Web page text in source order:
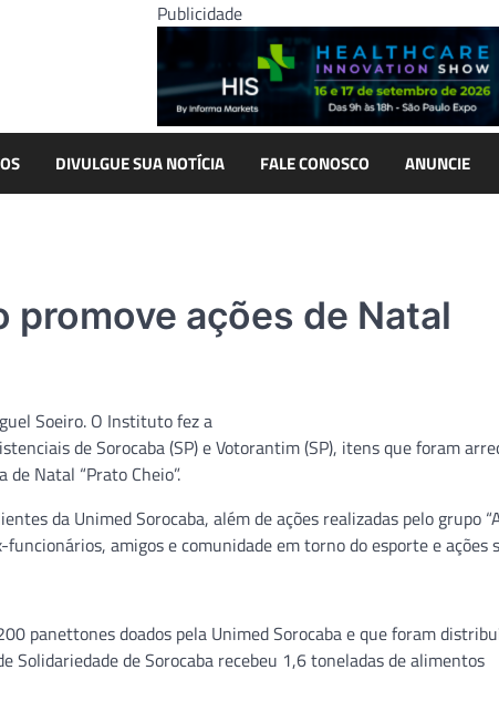
Publicidade
DIVULGUE SUA NOTÍCIA FALE CONOSCO ANUNCIE
ações de Natal
Soeiro. O Instituto fez a
de Sorocaba (SP) e Votorantim (SP), itens que foram
Natal “Prato Cheio”.
da Unimed Sorocaba, além de ações realizadas pelo grupo
amigos e comunidade em torno do esporte e ações
panettones doados pela Unimed Sorocaba e que foram
Solidariedade de Sorocaba recebeu 1,6 toneladas de alimentos